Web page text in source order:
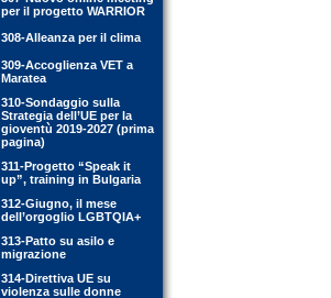
per il progetto WARRIOR
308-Alleanza per il clima
309-Accoglienza VET a
Maratea
310-Sondaggio sulla
Strategia dell’UE per la
gioventù 2019-2027 (prima
pagina)
311-Progetto “Speak it
up”, training in Bulgaria
312-Giugno, il mese
dell’orgoglio LGBTQIA+
313-Patto su asilo e
migrazione
314-Direttiva UE su
violenza sulle donne